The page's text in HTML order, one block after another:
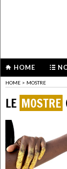
HOME
HOME > MOSTRE
LE MOSTRE